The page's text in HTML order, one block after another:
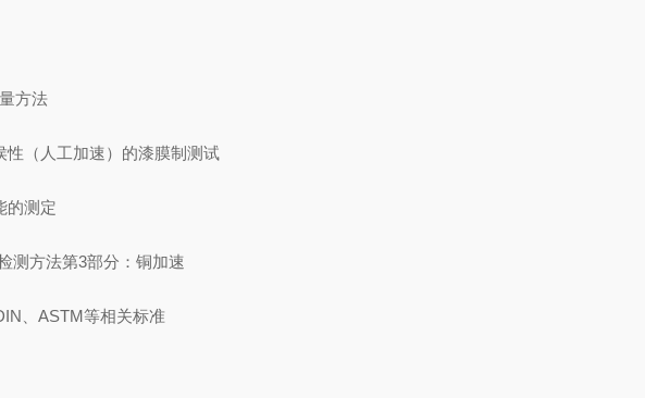
方法
性（人工加速）的漆膜制测试
的测定
测方法第3部分：铜加速
、ASTM等相关标准